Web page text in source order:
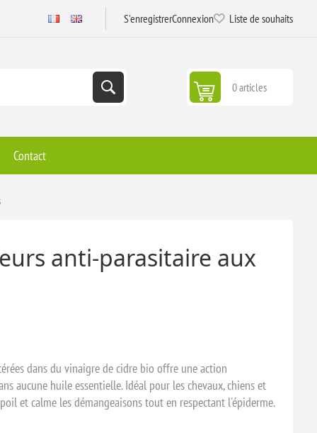
S'enregistrerConnexion Liste de souhaits
0 articles
Contact
anti-parasitaire aux
dans du vinaigre de cidre bio offre une action
aucune huile essentielle. Idéal pour les chevaux, chiens et
et calme les démangeaisons tout en respectant l'épiderme.